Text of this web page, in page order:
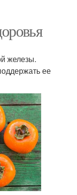
железы.
ее